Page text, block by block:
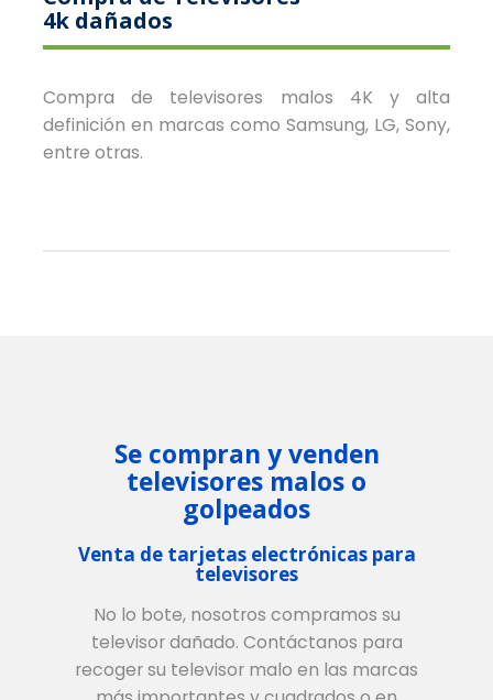
4k dañados
Compra de televisores malos 4K y alta
definición en marcas como Samsung, LG, Sony,
entre otras.
Se compran y venden
televisores malos o
golpeados
Venta de tarjetas electrónicas para
televisores
No lo bote, nosotros compramos su
televisor dañado. Contáctanos para
recoger su televisor malo en las marcas